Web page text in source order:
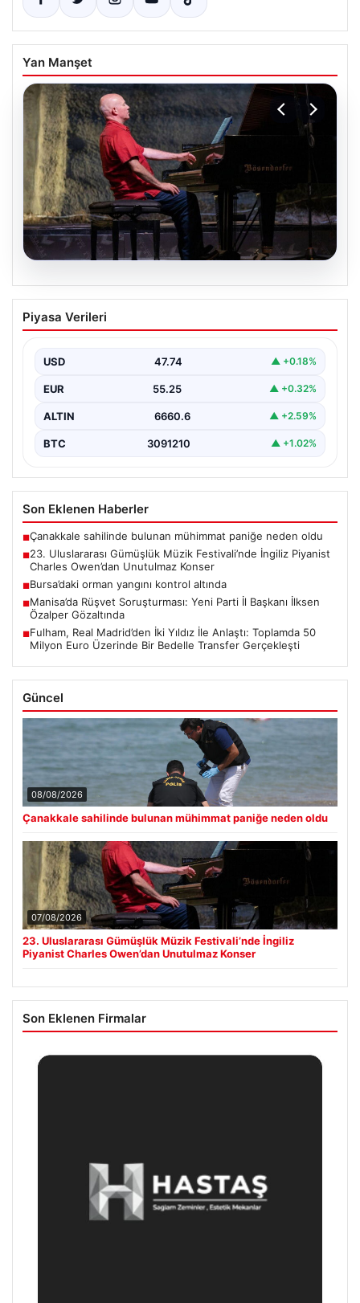
Yan Manşet
23. Uluslararası Gümüşlük Müzik
Festivali’nde İngiliz Piyanist Charles
Bodrum’un eşsiz atmosferinde düzenlenen 23.
sanatseverleri büyülemeye…
Piyasa Verileri
USD 47.74 ▲ +0.18%
EUR 55.25 ▲ +0.32%
ALTIN 6660.6 ▲ +2.59%
BTC 3091210 ▲ +1.02%
Son Eklenen Haberler
■Çanakkale sahilinde bulunan mühimmat paniğe neden oldu
■23. Uluslararası Gümüşlük Müzik Festivali’nde İngiliz Piyanist
Charles Owen’dan Unutulmaz Konser
■Bursa’daki orman yangını kontrol altında
■Manisa’da Rüşvet Soruşturması: Yeni Parti İl Başkanı İlksen
Özalper Gözaltında
■Fulham, Real Madrid’den İki Yıldız İle Anlaştı: Toplamda 50
Milyon Euro Üzerinde Bir Bedelle Transfer Gerçekleşti
Güncel
08/08/2026
Çanakkale sahilinde bulunan mühimmat paniğe neden oldu
07/08/2026
23. Uluslararası Gümüşlük Müzik Festivali’nde İngiliz
Piyanist Charles Owen’dan Unutulmaz Konser
Son Eklenen Firmalar